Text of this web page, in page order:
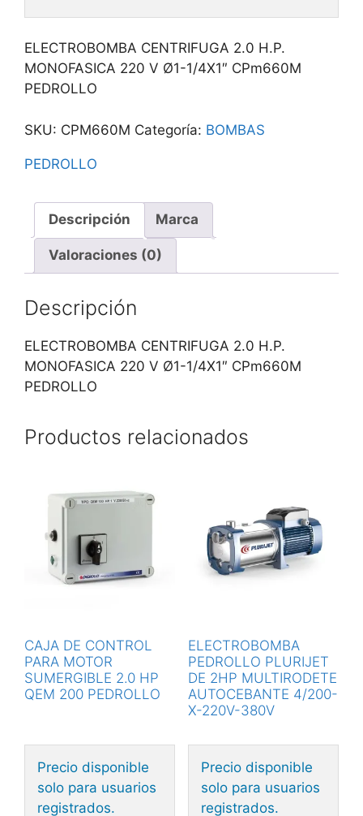
ELECTROBOMBA CENTRIFUGA 2.0 H.P.
MONOFASICA 220 V Ø1-1/4X1″ CPm660M
PEDROLLO
SKU: CPM660M Categoría: BOMBAS
PEDROLLO
Descripción Marca
Valoraciones (0)
Descripción
ELECTROBOMBA CENTRIFUGA 2.0 H.P.
MONOFASICA 220 V Ø1-1/4X1″ CPm660M
PEDROLLO
Productos relacionados
CAJA DE CONTROL
PARA MOTOR
SUMERGIBLE 2.0 HP
QEM 200 PEDROLLO
Precio disponible
solo para usuarios
registrados.
ELECTROBOMBA
PEDROLLO PLURIJET
DE 2HP MULTIRODETE
AUTOCEBANTE 4/200-
X-220V-380V
Precio disponible
solo para usuarios
registrados.